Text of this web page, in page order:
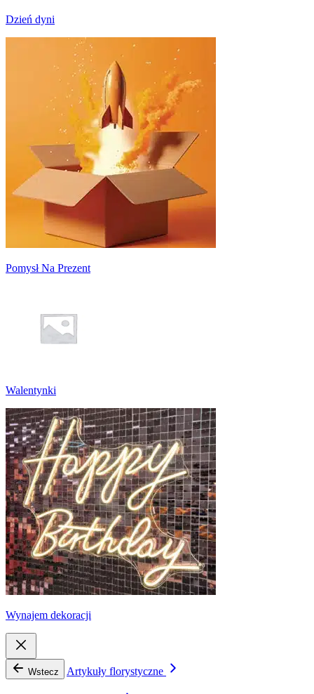
Dzień dyni
Pomysł Na Prezent
Walentynki
Wynajem dekoracji
Wstecz Artykuły florystyczne